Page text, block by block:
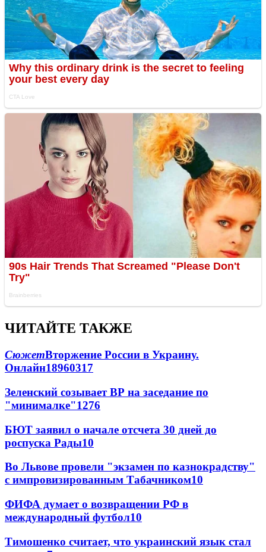
ЧИТАЙТЕ ТАКЖЕ
СюжетВторжение России в Украину.
Онлайн18960317
Зеленский созывает ВР на заседание по
"минималке"1276
БЮТ заявил о начале отсчета 30 дней до
роспуска Рады10
Во Львове провели "экзамен по казнокрадству"
с импровизированным Табачником10
ФИФА думает о возвращении РФ в
международный футбол10
Тимошенко считает, что украинский язык стал